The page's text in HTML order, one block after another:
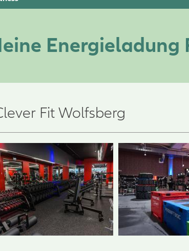
Energieladung
Fit Wolfsberg